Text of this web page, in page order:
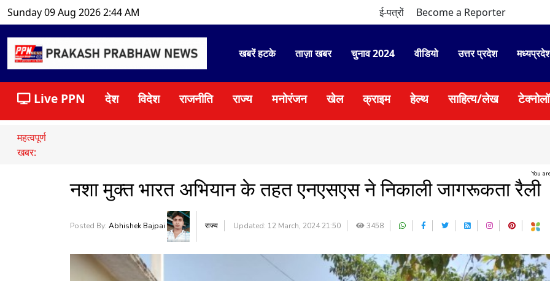
Sunday 09 Aug 2026 2:44 AM ई-पत्रों Become a Reporter
खबरें हटके ताज़ा खबर चुनाव 2024 वीडियो उत्तर प्रदेश
Live PPN देश विदेश राजनीति राज्य मनोरंजन खेल क्राइम हेल्थ साहित्य/लेख
महत्वपूर्ण
खबर:
You
नशा मुक्त भारत अभियान के तहत एनएसएस ने निकाली जागरूकता रैली
Posted By: Abhishek Bajpai राज्य Updated: 12 March, 2024 21:50 3458